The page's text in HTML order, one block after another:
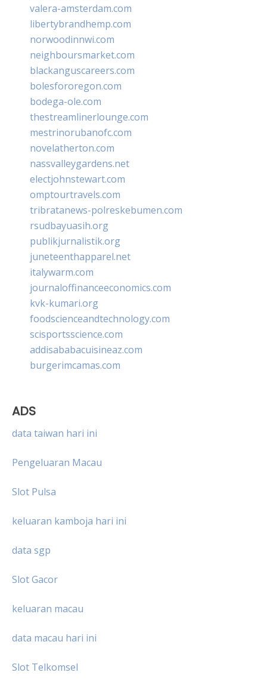
valera-amsterdam.com
libertybrandhemp.com
norwoodinnwi.com
neighboursmarket.com
blackanguscareers.com
bolesfororegon.com
bodega-ole.com
thestreamlinerlounge.com
mestrinorubanofc.com
novelatherton.com
nassvalleygardens.net
electjohnstewart.com
omptourtravels.com
tribratanews-polreskebumen.com
rsudbayuasih.org
publikjurnalistik.org
juneteenthapparel.net
italywarm.com
journaloffinanceeconomics.com
kvk-kumari.org
foodscienceandtechnology.com
scisportsscience.com
addisababacuisineaz.com
burgerimcamas.com
ADS
data taiwan hari ini
Pengeluaran Macau
Slot Pulsa
keluaran kamboja hari ini
data sgp
Slot Gacor
keluaran macau
data macau hari ini
Slot Telkomsel